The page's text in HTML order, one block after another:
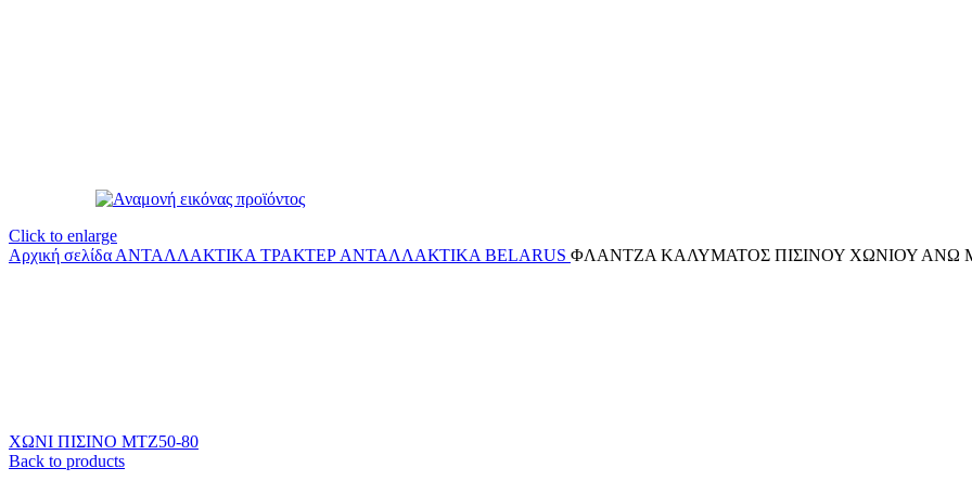
Click to enlarge
Αρχική σελίδα ΑΝΤΑΛΛΑΚΤΙΚΑ ΤΡΑΚΤΕΡ ΑΝΤΑΛΛΑΚΤΙΚΑ BELARUS ΦΛΑΝΤΖΑ ΚΑΛΥΜΑΤΟΣ ΠΙΣΙΝΟΥ ΧΩΝΙΟΥ ΑΝΩ
ΧΩΝΙ ΠΙΣΙΝΟ MTZ50-80
Back to products